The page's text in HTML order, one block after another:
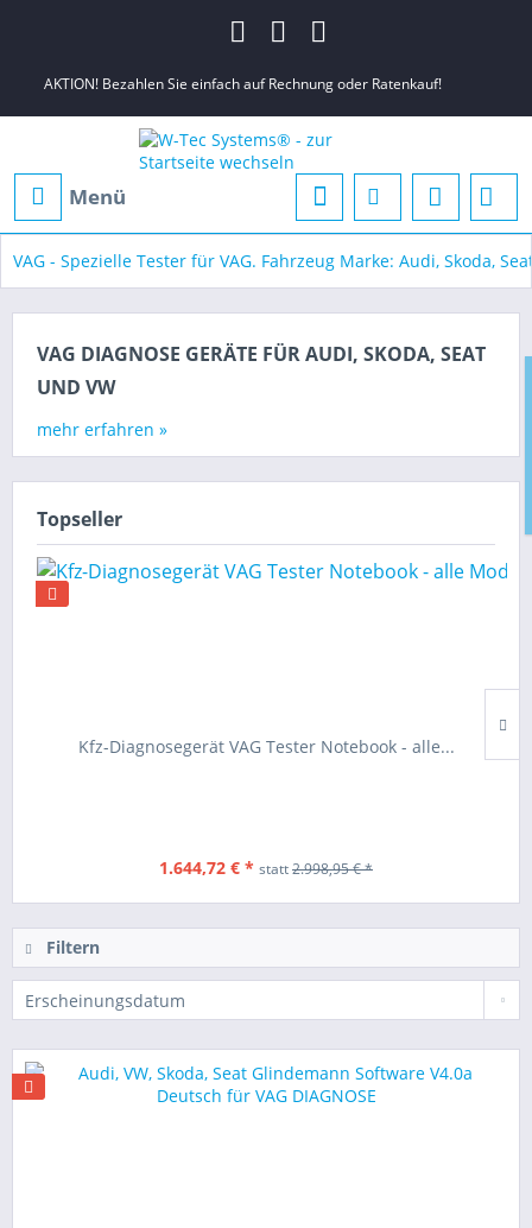
AKTION! Bezahlen Sie einfach auf Rechnung oder Ratenkauf!
Menü
VAG - Spezielle Tester für VAG. Fahrzeug Marke: Audi, Skoda,
VAG DIAGNOSE GERÄTE FÜR AUDI, SKODA, SEAT
UND VW
mehr erfahren »
Topseller
Kfz-Diagnosegerät VAG Tester Notebook - alle...
1.644,72 € * statt2.998,95 € *
Filtern